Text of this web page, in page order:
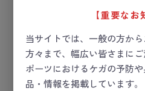
【重要なお
当サイトでは、一般の方か
方々まで、幅広い皆さまに
ポーツにおけるケガの予防
品・情報を掲載しています。